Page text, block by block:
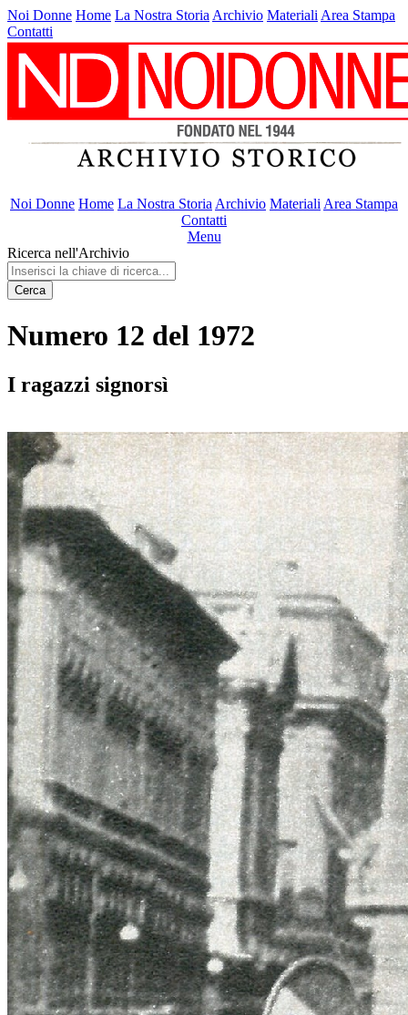
Noi Donne Home La Nostra Storia Archivio Materiali Area Stampa
Contatti
Noi Donne Home La Nostra Storia Archivio Materiali Area Stampa
Contatti
Menu
Ricerca nell'Archivio
Cerca
Numero 12 del 1972
I ragazzi signorsì